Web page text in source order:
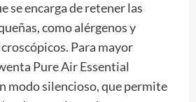
se encarga de retener las
como alérgenos y
Para mayor
Pure Air Essential
modo silencioso, que permite